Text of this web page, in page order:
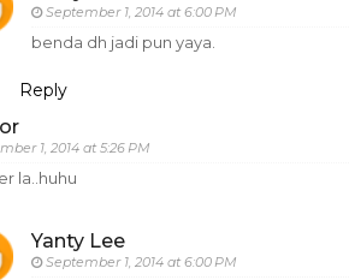
September 1, 2014 at 6:00 PM
benda dh jadi pun yaya.
Reply
1, 2014 at 5:26 PM
la..huhu
Yanty Lee
September 1, 2014 at 6:00 PM